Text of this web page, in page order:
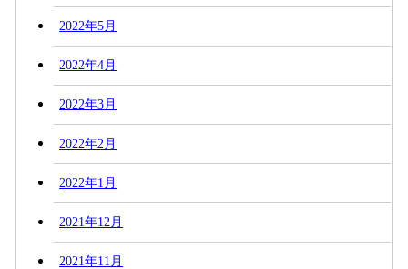
2022年5月
2022年4月
2022年3月
2022年2月
2022年1月
2021年12月
2021年11月